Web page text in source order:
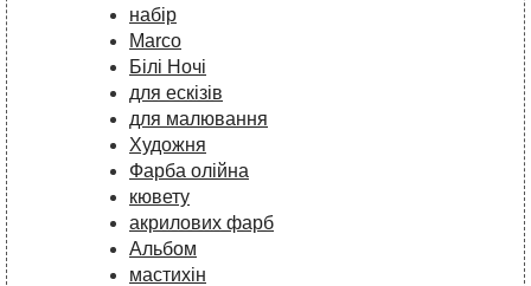
набір
Marco
Білі Ночі
для ескізів
для малювання
Художня
Фарба олійна
кювету
акрилових фарб
Альбом
мастихін